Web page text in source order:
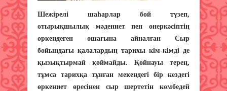
Шежірелі шаһарлар бой түзеп,
отырықшылық мәдениет пен өнеркәсіптің
өркендеген ошағына айналған Сыр
бойындағы қалалардың тарихы кім-кімді де
қызықтырмай қоймайды. Қойнауы терең,
тұмса тарихқа тұнған мекендегі бір кездегі
өркениет өресінен сыр шертетін көмбедей